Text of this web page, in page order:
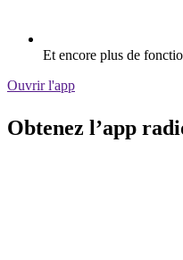
Et encore plus de
Ouvrir l'app
Obtenez l’app